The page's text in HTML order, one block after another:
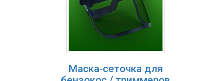
Маска-сеточка для